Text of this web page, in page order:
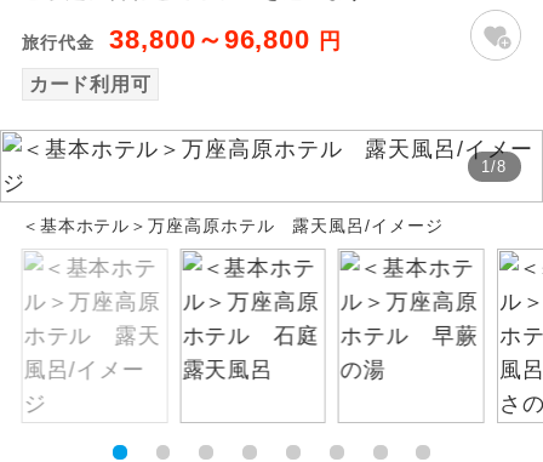
旅行代金 38,800～96,800 円
カード利用可
1/8
＜基本ホテル＞万座高原ホテル 露天風呂/イメージ
新コース 初登場のコースです。
然遺産を訪ねるコースです。
絶景スポットに立ち寄るコースです。
温泉 温泉地にも宿泊するコースです。
露天風呂
ご宿泊ホテルに露天風呂が付いていま
す。
ご宿泊ホテルに大浴場が付いています。